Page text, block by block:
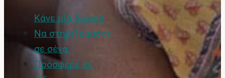
Κάνε μία δωρεά
Να στηριζόμαστε
σε σένα;
Πρόσφερε σε